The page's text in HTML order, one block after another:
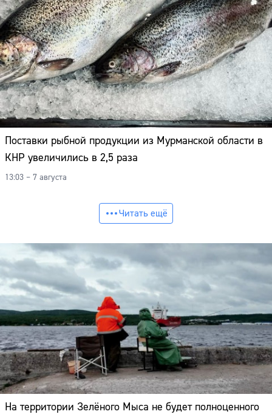
Поставки рыбной продукции из Мурманской области в
КНР увеличились в 2,5 раза
13:03 – 7 августа
Читать ещё
На территории Зелёного Мыса не будет полноценного